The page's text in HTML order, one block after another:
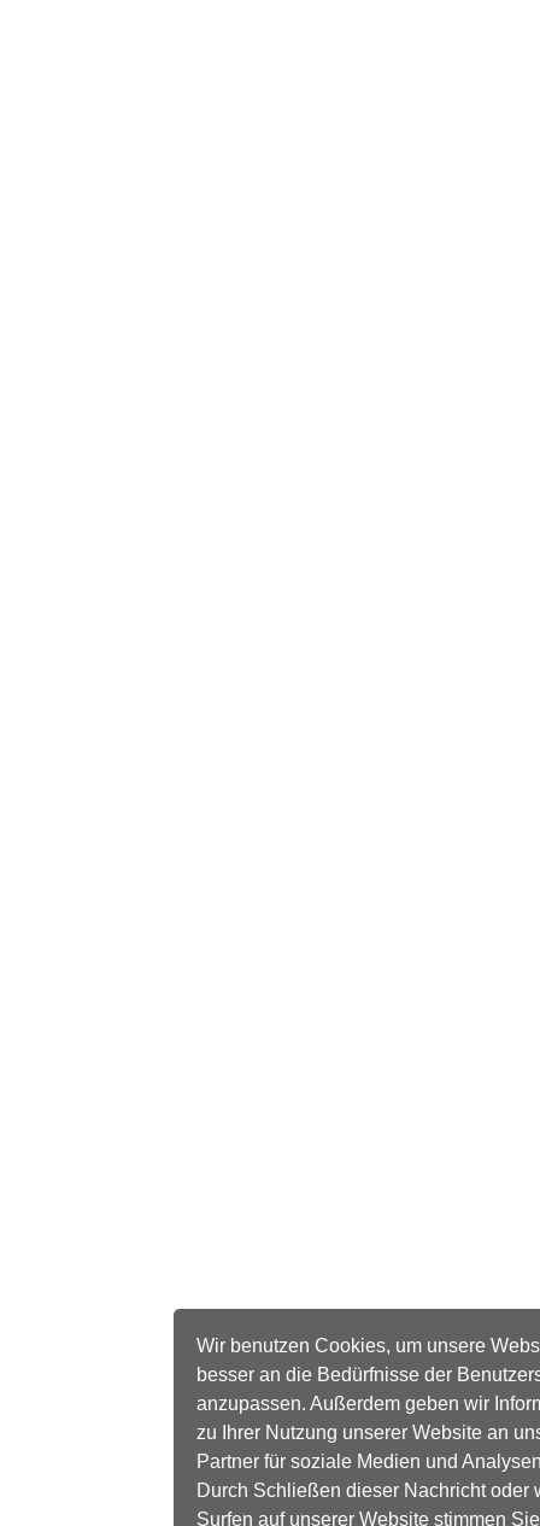
Wir benutzen Cookies, um unsere
besser an die Bedürfnisse der
anzupassen. Außerdem geben wir
zu Ihrer Nutzung unserer Website an
Partner für soziale Medien und
Durch Schließen dieser Nachricht oder
Surfen auf unserer Website stimmen